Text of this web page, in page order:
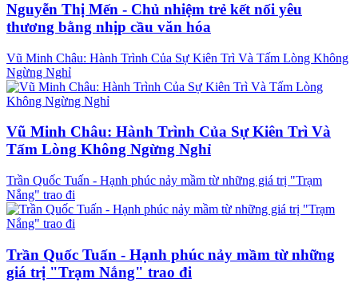
Nguyễn Thị Mến - Chủ nhiệm trẻ kết nối yêu
thương bằng nhịp cầu văn hóa
Vũ Minh Châu: Hành Trình Của Sự Kiên Trì Và Tấm Lòng Không
Ngừng Nghỉ
Vũ Minh Châu: Hành Trình Của Sự Kiên Trì Và
Tấm Lòng Không Ngừng Nghỉ
Trần Quốc Tuấn - Hạnh phúc nảy mầm từ những giá trị "Trạm
Nắng" trao đi
Trần Quốc Tuấn - Hạnh phúc nảy mầm từ những
giá trị "Trạm Nắng" trao đi